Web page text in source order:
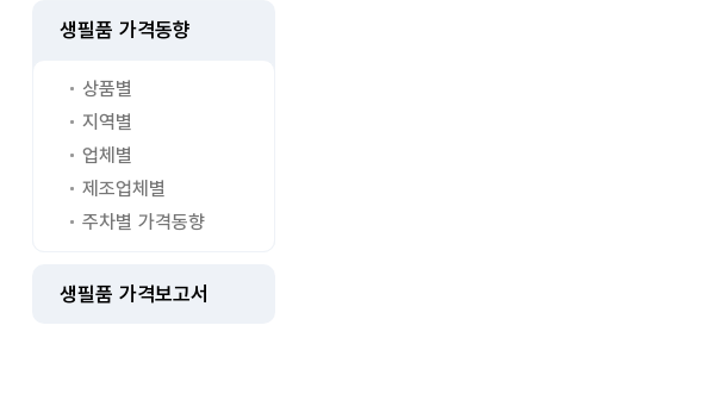
생필품 가격동향
상품별
지역별
업체별
제조업체별
주차별 가격동향
생필품 가격보고서